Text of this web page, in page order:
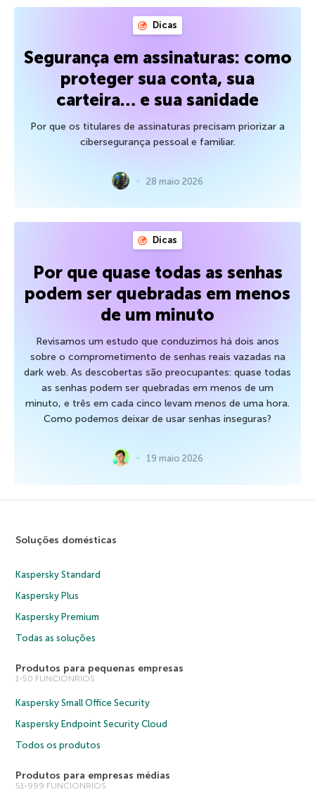
Dicas
Segurança em assinaturas: como
proteger sua conta, sua
carteira… e sua sanidade
Por que os titulares de assinaturas precisam priorizar a
cibersegurança pessoal e familiar.
28 maio 2026
Dicas
Por que quase todas as senhas
podem ser quebradas em menos
de um minuto
Revisamos um estudo que conduzimos há dois anos
sobre o comprometimento de senhas reais vazadas na
dark web. As descobertas são preocupantes: quase todas
as senhas podem ser quebradas em menos de um
minuto, e três em cada cinco levam menos de uma hora.
Como podemos deixar de usar senhas inseguras?
19 maio 2026
Soluções domésticas
Kaspersky Standard
Kaspersky Plus
Kaspersky Premium
Todas as soluções
Produtos para pequenas empresas
1-50 FUNCIONRIOS
Kaspersky Small Office Security
Kaspersky Endpoint Security Cloud
Todos os produtos
Produtos para empresas médias
51-999 FUNCIONRIOS